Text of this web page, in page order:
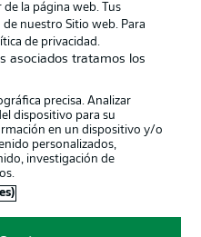
Contacto
Gruppe GmbH
la página web. Tus
nuestro Sitio web. Para
de privacidad.
asociados tratamos los
precisa. Analizar
dispositivo para su
en un dispositivo y/o
personalizados,
investigación de